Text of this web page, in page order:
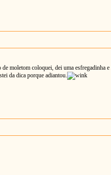
moletom coloquei, dei uma esfregadinha
da dica porque adiantou.